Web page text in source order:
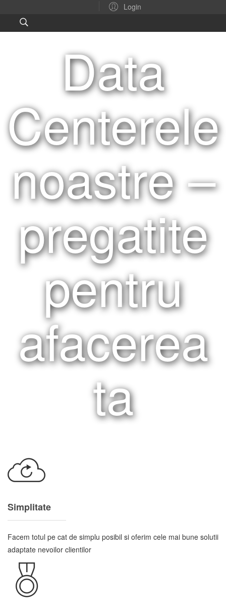
Login
Data
Centerele
noastre –
pregatite
pentru
afacerea
ta
Simplitate
Facem totul pe cat de simplu posibil si oferim cele mai bune solutii
adaptate nevoilor clientilor